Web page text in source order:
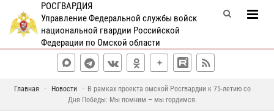
РОСГВАРДИЯ
Управление Федеральной службы войск
национальной гвардии Российской
Федерации по Омской области
Главная Новости
В рамках проекта омской Росгвардии к 75-летию со
Дня Победы: Мы помним – мы гордимся.